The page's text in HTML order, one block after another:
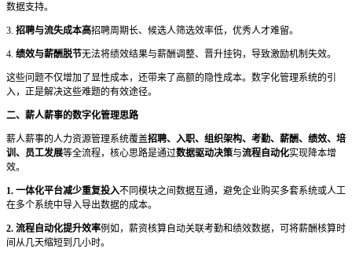
数据支持。
3. 招聘与流失成本高招聘周期长、候选人筛选效率低，优秀人才难留。
4. 绩效与薪酬脱节无法将绩效结果与薪酬调整、晋升挂钩，导致激励机制失效。
这些问题不仅增加了显性成本，还带来了高额的隐性成本。数字化管理系统的引
入，正是解决这些难题的有效途径。
二、薪人薪事的数字化管理思路
薪人薪事的人力资源管理系统覆盖招聘、入职、组织架构、考勤、薪酬、绩效、培
训、员工发展等全流程，核心思路是通过数据驱动决策与流程自动化实现降本增
效。
1. 一体化平台减少重复投入不同模块之间数据互通，避免企业购买多套系统或人工
在多个系统中导入导出数据的成本。
2. 流程自动化提升效率例如，薪资核算自动关联考勤和绩效数据，可将薪酬核算时
间从几天缩短到几小时。